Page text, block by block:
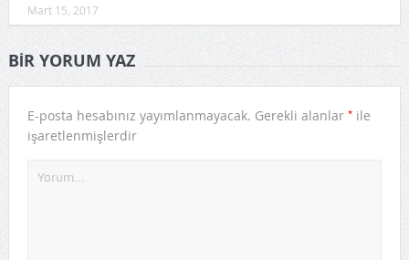
Mart 15, 2017
BIR YORUM YAZ
E-posta hesabınız yayımlanmayacak. Gerekli alanlar *ile
işaretlenmişlerdir